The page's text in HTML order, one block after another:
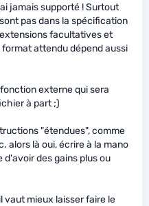
jamais supporté ! Surtout
pas dans la spécification
facultatives et
attendu dépend aussi
externe qui sera
à part ;)
"étendues", comme
alors là oui, écrire à la mano
des gains plus ou
vaut mieux laisser faire le